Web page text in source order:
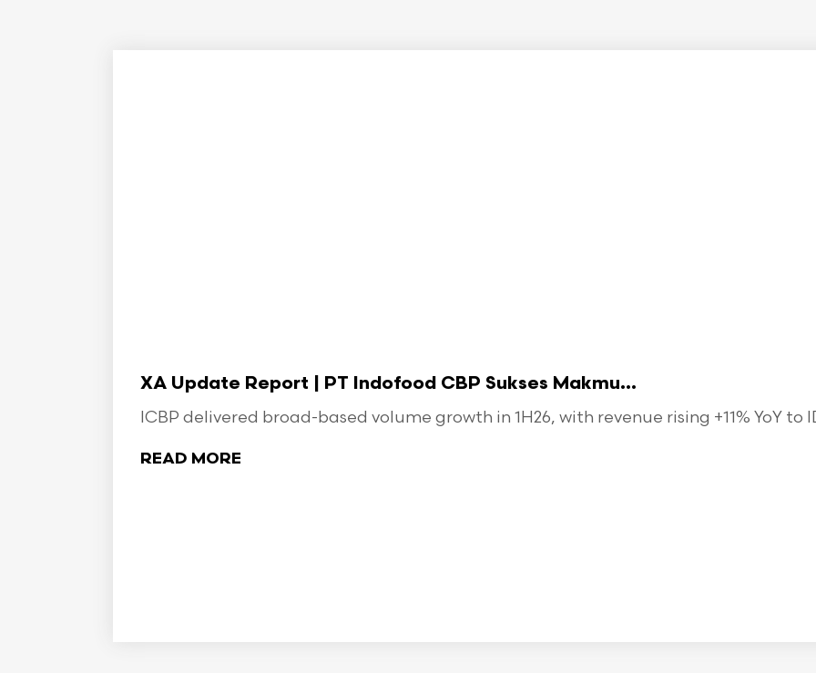
XA Update Report | PT Indofood CBP Sukses Makmu...
ICBP delivered broad-based volume growth in 1H26, with revenue rising +11% YoY to
READ MORE